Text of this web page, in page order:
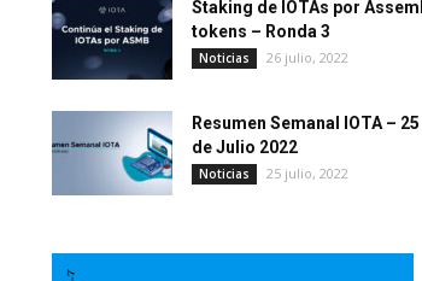
Staking de IOTAs por
tokens – Ronda 3
Noticias 26 julio, 2022
Resumen Semanal IOTA – 25
de Julio 2022
Noticias 25 julio, 2022